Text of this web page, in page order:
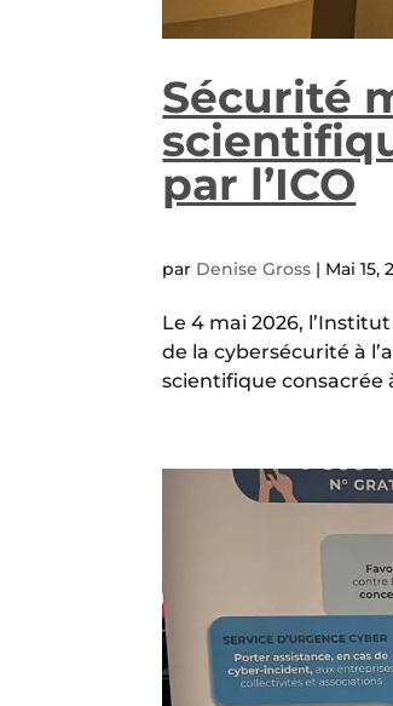
Sécurité
par l’ICO
par Denise Gross | Mai 15,
Le 4 mai 2026,
de la cybersécurité à
scientifique consacrée